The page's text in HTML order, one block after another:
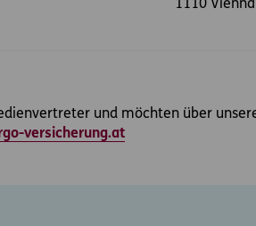
1110 Vienna
und möchten über
versicherung.at